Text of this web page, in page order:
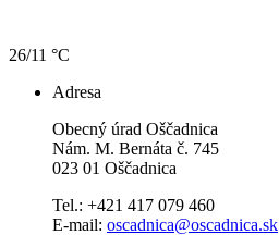
26/11 °C
Adresa
Obecný úrad Oščadnica
Nám. M. Bernáta č. 745
023 01 Oščadnica
Tel.: +421 417 079 460
E-mail: oscadnica@oscadnica.sk